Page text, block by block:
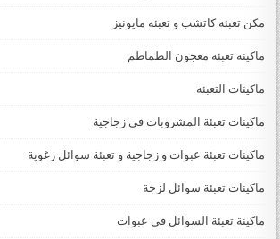
مكن تعبئة كاتشب و تعبئة مايونيز
ماكينة تعبئة معجون الطماطم
ماكينات التعبئة
ماكينات تعبئة المشروبات فى زجاجية
ماكينات تعبئة عبوات و زجاجية و تعبئة سوائل رغوية
ماكينات تعبئة سوائل لزجة
‏‏‏ماكينة تعبئة السوائل في عبوات